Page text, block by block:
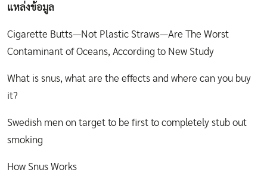
แหล่งข้อมูล
Cigarette Butts—Not Plastic Straws—Are The Worst
Contaminant of Oceans, According to New Study
What is snus, what are the effects and where can you buy
it?
Swedish men on target to be first to completely stub out
smoking
How Snus Works